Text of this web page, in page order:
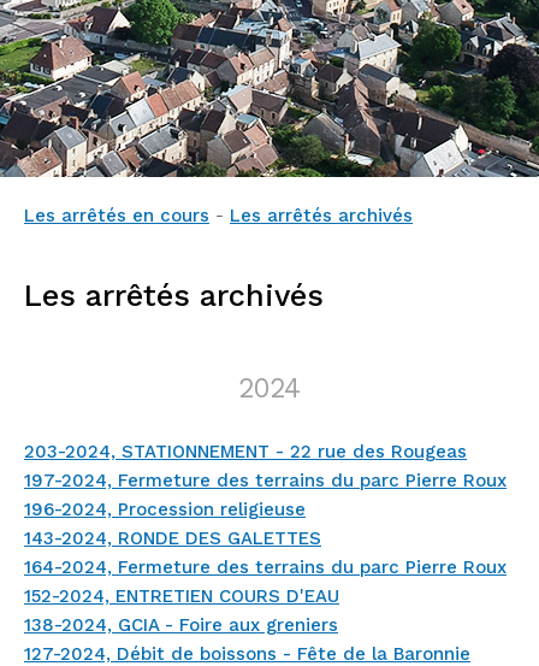
Les arrêtés en cours - Les arrêtés archivés
Les arrêtés archivés
2024
203-2024, STATIONNEMENT - 22 rue des Rougeas
197-2024, Fermeture des terrains du parc Pierre Roux
196-2024, Procession religieuse
143-2024, RONDE DES GALETTES
164-2024, Fermeture des terrains du parc Pierre Roux
152-2024, ENTRETIEN COURS D'EAU
138-2024, GCIA - Foire aux greniers
127-2024, Débit de boissons - Fête de la Baronnie